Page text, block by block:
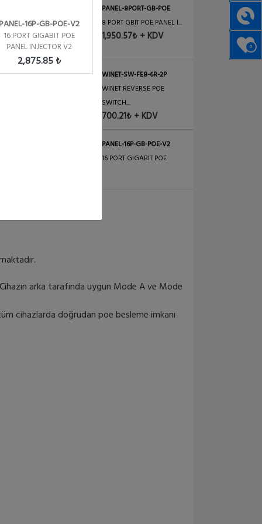
0
PANEL-8PORT-GB-POE
8 PORT GBIT POE PANEL I...
1,950.57₺ + KDV
WINET-SW-FE8-6R-2P
WINET REVERSE POE
SWITCH...
700.21₺ + KDV
PANEL-16P-GB-POE-V2
16 PORT GIGABIT POE
PANEL-12PORT-GB-POE
PANE...
3,275.97₺ + KDV
arka tarafında uygun Mode A ve Mode
cihazlarda doğrudan poe besleme imkanı
PANEL-16P-GB-POE-V2
16 PORT GIGABIT POE
PANEL INJECTOR V2
2,875.85 ₺